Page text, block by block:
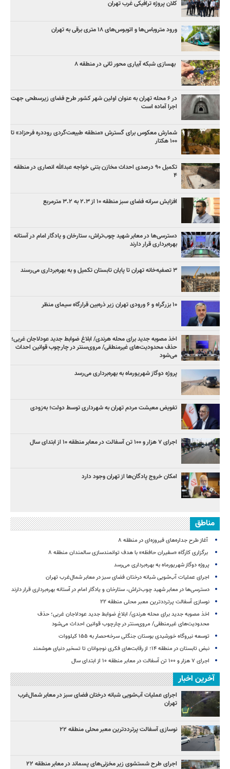
کلان پروژه‌ ترافیکی غرب تهران
ورود متروباس‌ها و اتوبوس‌های ۱۸ متری برقی به تهران
بهسازی شبکه آبیاری محور ثانی در منطقه ۸
در ۶ محله تهران به عنوان اولین شهر کشور طرح فضای زیرسطحی جهت
اجرا آماده است
شمارش معکوس برای گسترش «منطقه طبیعت‌گردی روددره فرحزاد» تا
۱۰۰ هکتار
تکمیل ۹۰ درصدی احداث مخازن بتنی خواجه عبدالله انصاری در منطقه
۴
افزایش سرانه فضای سبز منطقه ۱۰ از ۲.۳ به ۳.۲ مترمربع
دسترسی‌ها در معابر شهید چوب‌تراش، ستارخان و یادگار امام در آستانه
بهره‌برداری قرار دارند
۳ ﺗﺼﻔﻴﻪ‌ﺧﺎﻧﻪ‌ تهران تا پایان تابستان تکمیل و به بهره‌برداری می‌رسند
۱۰ بزرگراه و ۶ ورودی تهران زیر ذره‌بین قرارگاه سیمای منظر
اخذ مصوبه جدید برای محله هرندی/ ابلاغ ضوابط جدید عودلاجان غربی؛
حذف محدودیت‌های غیرمنطقی/ مروی‌سنتر در چارچوب قوانین احداث
می‌شود
پروژه دوگاز شهریورماه به بهره‌برداری می‌رسد
تفویض معیشت مردم تهران به شهرداری توسط دولت؛ به‌زودی
اجرای ۷ هزار و ۱۰۰ تن آسفالت در معابر منطقه ۱۰ از ابتدای سال
امکان خروج پادگان‌ها از تهران وجود دارد
مناطق
آغاز طرح جداره‌های فیروزه‌ای در منطقه ۸
برگزاری کارگاه «سفیران حافظه» با هدف توانمندسازی سالمندان منطقه ۸
پروژه دوگاز شهریورماه به بهره‌برداری می‌رسد
اجرای عملیات آب‌شویی شبانه درختان فضای سبز در معابر شمال‌غرب تهران
دسترسی‌ها در معابر شهید چوب‌تراش، ستارخان و یادگار امام در آستانه بهره‌برداری قرار دارند
نوسازی آسفالت پرترددترین معبر محلی منطقه ۲۲
اخذ مصوبه جدید برای محله هرندی/ ابلاغ ضوابط جدید عودلاجان غربی؛ حذف
محدودیت‌های غیرمنطقی/ مروی‌سنتر در چارچوب قوانین احداث می‌شود
توسعه نیروگاه خورشیدی بوستان جنگلی سرخه‌حصار به ۱۵۵ کیلووات
نبض تابستان در منطقه ۱۴؛ از رقابت‌های فکری نوجوانان تا تسخیر دنیای هوشمند
اجرای ۷ هزار و ۱۰۰ تن آسفالت در معابر منطقه ۱۰ از ابتدای سال
آخرین اخبار
اجرای عملیات آب‌شویی شبانه درختان فضای سبز در معابر شمال‌غرب
تهران
نوسازی آسفالت پرترددترین معبر محلی منطقه ۲۲
اجرای طرح شستشوی زیر مخزنی‌های پسماند در معابر منطقه ۲۲